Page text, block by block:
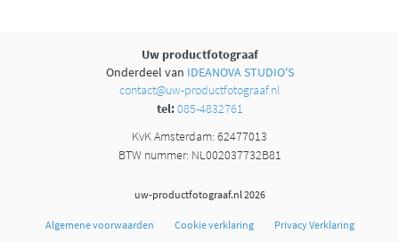
Uw productfotograaf
Onderdeel van IDEANOVA STUDIO'S
contact@uw-productfotograaf.nl
tel:085-4832761
KvK Amsterdam: 62477013
BTW nummer: NL002037732B81
uw-productfotograaf.nl 2026
Algemene voorwaarden Cookie verklaring Privacy Verklaring